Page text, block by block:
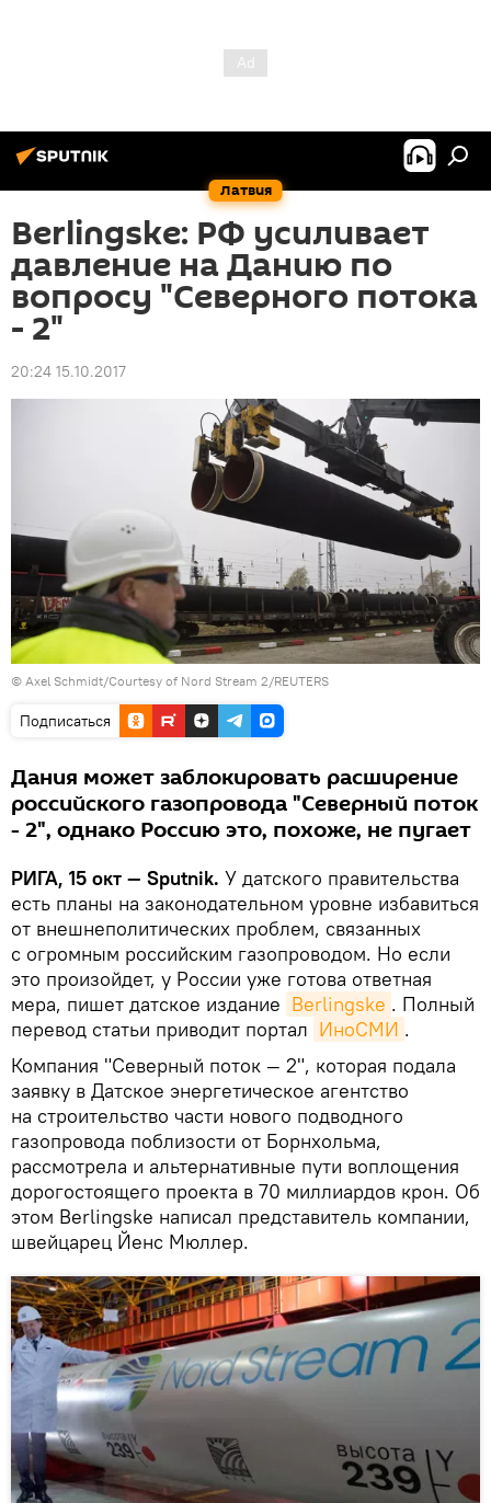
Латвия
Berlingske: РФ усиливает
давление на Данию по
вопросу "Северного потока
- 2"
20:24 15.10.2017
© Axel Schmidt/Courtesy of Nord Stream 2/REUTERS
Подписаться
Дания может заблокировать расширение
российского газопровода "Северный поток
- 2", однако Россию это, похоже, не пугает
РИГА, 15 окт — Sputnik. У датского правительства
есть планы на законодательном уровне избавиться
от внешнеполитических проблем, связанных
с огромным российским газопроводом. Но если
это произойдет, у России уже готова ответная
мера, пишет датское издание Berlingske . Полный
перевод статьи приводит портал ИноСМИ .
Компания "Северный поток — 2", которая подала
заявку в Датское энергетическое агентство
на строительство части нового подводного
газопровода поблизости от Борнхольма,
рассмотрела и альтернативные пути воплощения
дорогостоящего проекта в 70 миллиардов крон. Об
этом Berlingske написал представитель компании,
швейцарец Йенс Мюллер.